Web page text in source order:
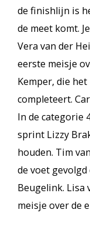
de finishlijn is
de meet komt.
Vera van der
eerste meisje
Kemper, die
completeert.
In de categorie
sprint Lizzy
houden. Tim
de voet
Beugelink. Lisa
meisje over de